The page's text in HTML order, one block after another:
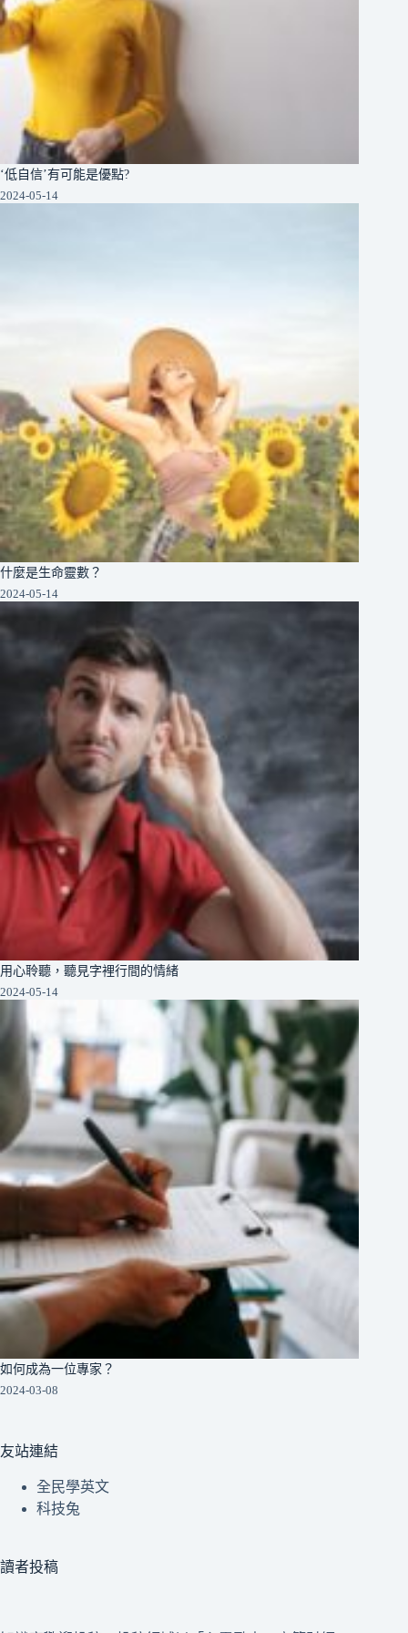
‘低自信’有可能是優點?
2024-05-14
什麼是生命靈數？
2024-05-14
用心聆聽，聽見字裡行間的情緒
2024-05-14
如何成為一位專家？
2024-03-08
友站連結
全民學英文
科技兔
讀者投稿